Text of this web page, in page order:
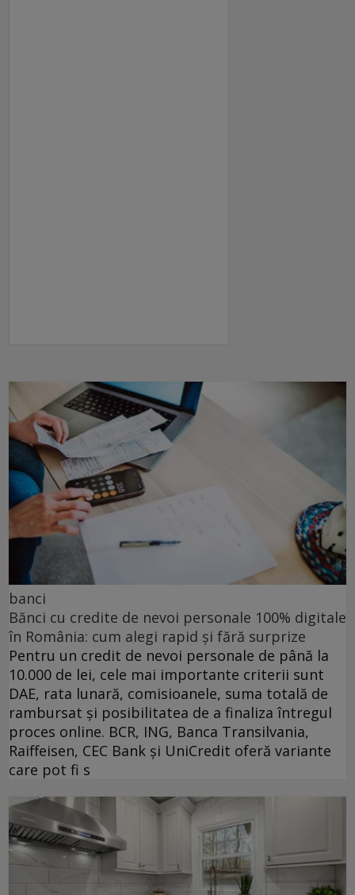
banci
Bănci cu credite de nevoi personale 100% digitale
în România: cum alegi rapid și fără surprize
Pentru un credit de nevoi personale de până la
10.000 de lei, cele mai importante criterii sunt
DAE, rata lunară, comisioanele, suma totală de
rambursat și posibilitatea de a finaliza întregul
proces online. BCR, ING, Banca Transilvania,
Raiffeisen, CEC Bank și UniCredit oferă variante
care pot fi s